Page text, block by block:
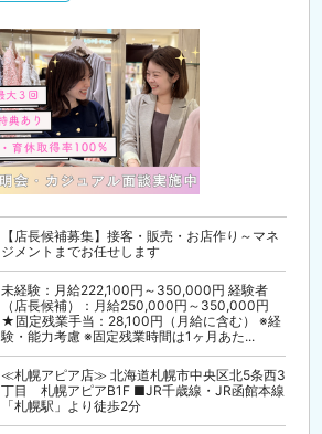
【店長候補募集】接客・販売・お店作り～マネ
ジメントまでお任せします
未経験：月給222,100円～350,000円 経験者
（店長候補）：月給250,000円～350,000円
★固定残業手当：28,100円（月給に含む） ※経
験・能力考慮 ※固定残業時間は1ヶ月あた...
≪札幌アピア店≫ 北海道札幌市中央区北5条西3
丁目 札幌アピアB1F ■JR千歳線・JR函館本線
「札幌駅」より徒歩2分